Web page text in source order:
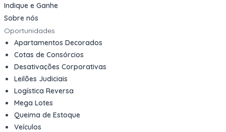
Indique e Ganhe
Sobre nós
Oportunidades
Apartamentos Decorados
Cotas de Consórcios
Desativações Corporativas
Leilões Judiciais
Logística Reversa
Mega Lotes
Queima de Estoque
Veículos